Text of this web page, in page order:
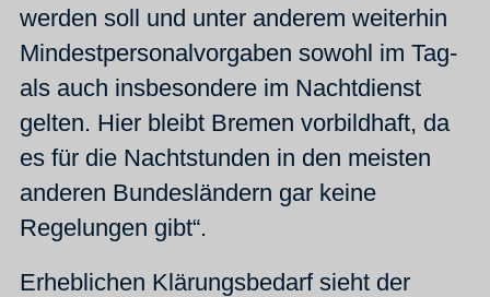
werden soll und unter anderem weiterhin
Mindestpersonalvorgaben sowohl im Tag-
als auch insbesondere im Nachtdienst
gelten. Hier bleibt Bremen vorbildhaft, da
es für die Nachtstunden in den meisten
anderen Bundesländern gar keine
Regelungen gibt“.
Erheblichen Klärungsbedarf sieht der